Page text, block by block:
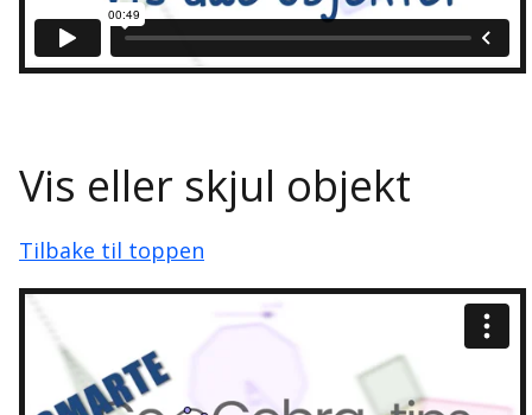
Vis eller skjul objekt
Tilbake til toppen